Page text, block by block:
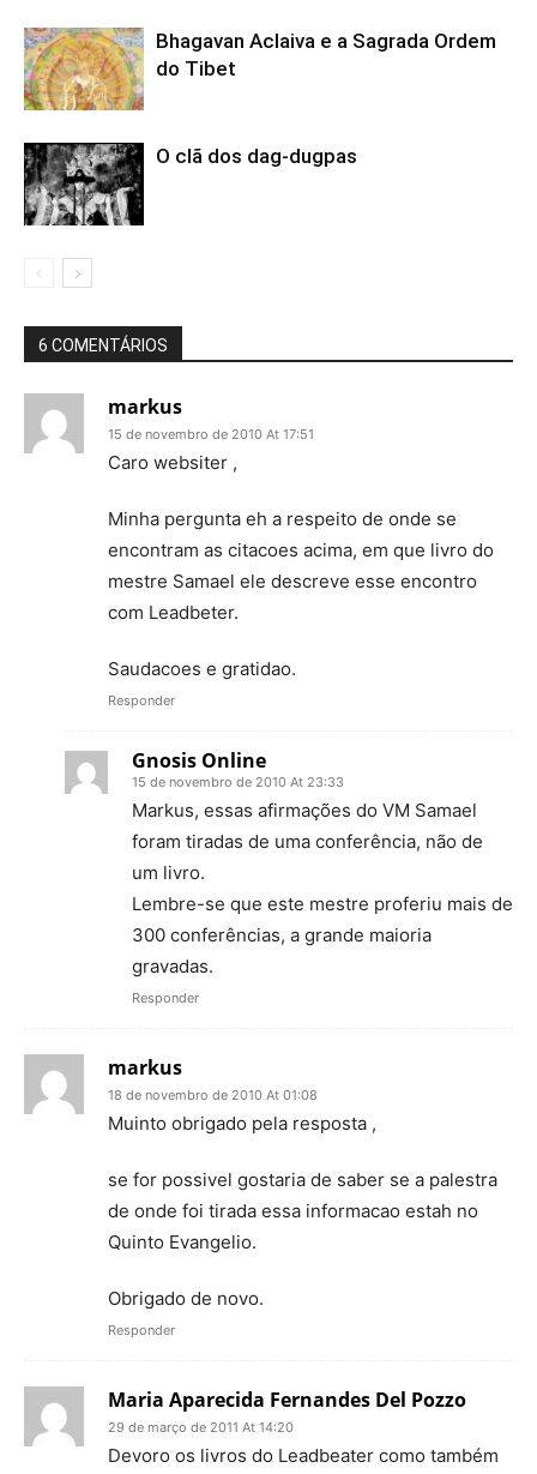
Bhagavan Aclaiva e a Sagrada Ordem
do Tibet
O clã dos dag-dugpas
6 COMENTÁRIOS
markus
15 de novembro de 2010 At 17:51
Caro websiter ,
Minha pergunta eh a respeito de onde se
encontram as citacoes acima, em que livro do
mestre Samael ele descreve esse encontro
com Leadbeter.
Saudacoes e gratidao.
Responder
Gnosis Online
15 de novembro de 2010 At 23:33
Markus, essas afirmações do VM Samael
foram tiradas de uma conferência, não de
um livro.
Lembre-se que este mestre proferiu mais de
300 conferências, a grande maioria
gravadas.
Responder
markus
18 de novembro de 2010 At 01:08
Muinto obrigado pela resposta ,
se for possivel gostaria de saber se a palestra
de onde foi tirada essa informacao estah no
Quinto Evangelio.
Obrigado de novo.
Responder
Maria Aparecida Fernandes Del Pozzo
29 de março de 2011 At 14:20
Devoro os livros do Leadbeater como também